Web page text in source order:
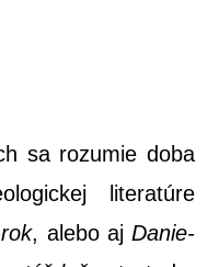
sa roz­umie doba
lite­ra­tú­re
, ale­bo aj Danie­